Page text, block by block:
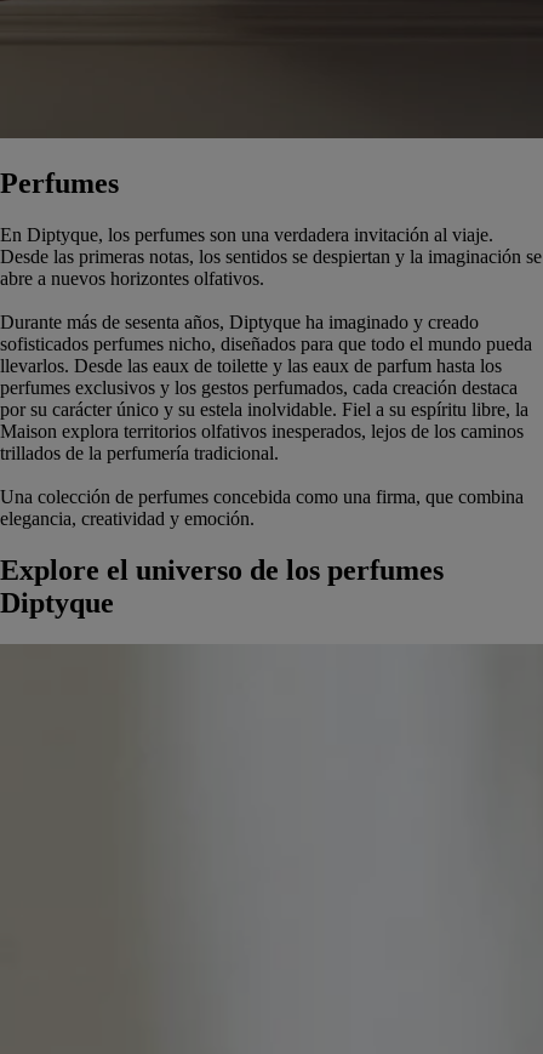
Perfumes
En Diptyque, los perfumes son una verdadera invitación al viaje.
Desde las primeras notas, los sentidos se despiertan y la imaginación se
abre a nuevos horizontes olfativos.
Durante más de sesenta años, Diptyque ha imaginado y creado
sofisticados perfumes nicho, diseñados para que todo el mundo pueda
llevarlos. Desde las eaux de toilette y las eaux de parfum hasta los
perfumes exclusivos y los gestos perfumados, cada creación destaca
por su carácter único y su estela inolvidable. Fiel a su espíritu libre, la
Maison explora territorios olfativos inesperados, lejos de los caminos
trillados de la perfumería tradicional.
Una colección de perfumes concebida como una firma, que combina
elegancia, creatividad y emoción.
Explore el universo de los perfumes
Diptyque